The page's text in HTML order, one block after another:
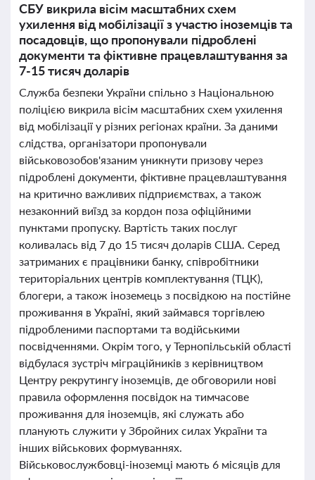
СБУ викрила вісім масштабних схем
ухилення від мобілізації з участю іноземців та
посадовців, що пропонували підроблені
документи та фіктивне працевлаштування за
7-15 тисяч доларів
Служба безпеки України спільно з Національною
поліцією викрила вісім масштабних схем ухилення
від мобілізації у різних регіонах країни. За даними
слідства, організатори пропонували
військовозобов'язаним уникнути призову через
підроблені документи, фіктивне працевлаштування
на критично важливих підприємствах, а також
незаконний виїзд за кордон поза офіційними
пунктами пропуску. Вартість таких послуг
коливалась від 7 до 15 тисяч доларів США. Серед
затриманих є працівники банку, співробітники
територіальних центрів комплектування (ТЦК),
блогери, а також іноземець з посвідкою на постійне
проживання в Україні, який займався торгівлею
підробленими паспортами та водійськими
посвідченнями. Окрім того, у Тернопільській області
відбулася зустріч міграційників з керівництвом
Центру рекрутингу іноземців, де обговорили нові
правила оформлення посвідок на тимчасове
проживання для іноземців, які служать або
планують служити у Збройних силах України та
інших військових формуваннях.
Військовослужбовці-іноземці мають 6 місяців для